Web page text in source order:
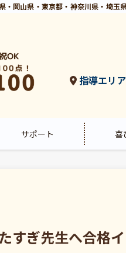
岡山県・東京都・神奈川県・埼
サポート 喜
指導エリア
すぎ先生へ合格